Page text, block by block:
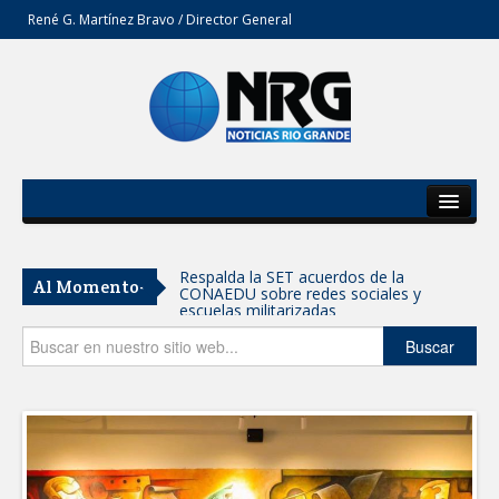
René G. Martínez Bravo / Director General
Del Estado
Secciones
Opinión
Al Momento- Respalda la SET acuerdos de la
CONAEDU sobre redes sociales y
escuelas militarizadas
AVANZAN TRABAJOS DE
MANTIENE EL RITMO DE LAS OBRAS
PRIORITARIAS
Atendió Protección Civil de Reynosa
reportes ante lluvias
Buscar